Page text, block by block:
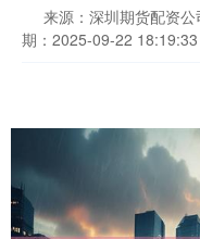
来源：深圳期货配资公
期：2025-09-22 18:19:33